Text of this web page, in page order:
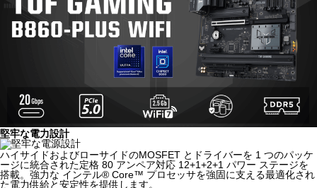
堅牢な電力設計
ハイサイドおよびローサイドのMOSFET とドライバーを 1 つのパッケ
ージに統合された定格 80 アンペア対応 12+1+2+1 パワー ステージを
搭載。強力な インテル® Core™ プロセッサを強固に支える最適化され
た電力供給と安定性を提供します。